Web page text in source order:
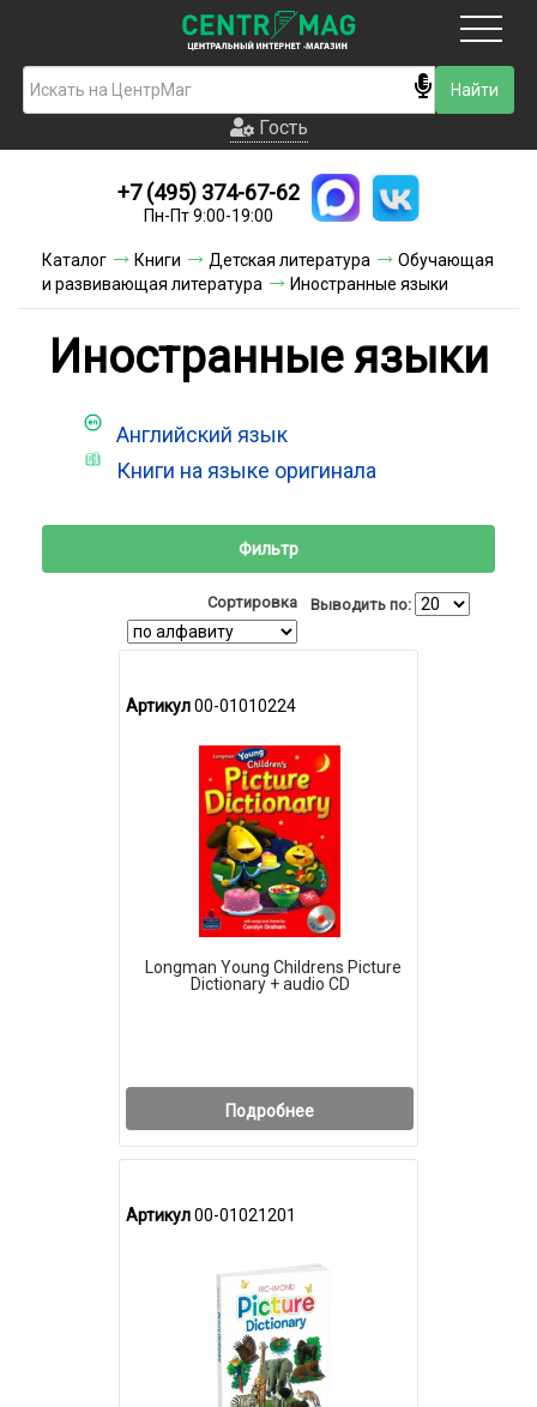
Гость
Новинки
Условия доставки
Контакты
Гость
+7 (495) 374-67-62
Пн-Пт 9:00-19:00
Каталог Книги Детская литература
Обучающая
и развивающая литература
Иностранные языки
Иностранные языки
Английский язык
Книги на языке оригинала
Фильтр
Сортировка Выводить по:
Артикул00-01010224
Longman Young Childrens Picture
Dictionary + audio CD
Подробнее
Артикул00-01021201